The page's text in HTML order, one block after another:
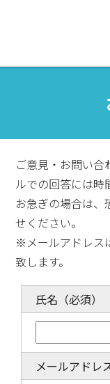
ご意見・お問い
ルでの回答には時
お急ぎの場合は、
せください。
※メールアドレス
致します。
氏名 （必須）
メールアドレ